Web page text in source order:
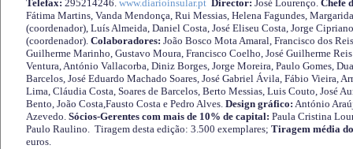
Telefax: 295214246. www.diarioinsular.pt Director: José Lourenço. Chefe
Fátima Martins, Vanda Mendonça, Rui Messias, Helena Fagundes,
(coordenador), Luís Almeida, Daniel Costa, José Eliseu Costa, Jorge
(coordenador). Colaboradores: João Bosco Mota Amaral, Francisco dos
Guilherme Marinho, Gustavo Moura, Francisco Coelho, José Guilherme
Ventura, António Vallacorba, Diniz Borges, Jorge Moreira, Paulo Gomes,
Barcelos, José Eduardo Machado Soares, José Gabriel Ávila, Fábio Vieira,
Lima, Cláudia Costa, Soares de Barcelos, Berto Messias, Luis Couto, José
Bento, João Costa,Fausto Costa e Pedro Alves. Design gráfico: António
Azevedo. Sócios-Gerentes com mais de 10% de capital: Paula Cristina
Paulo Raulino. Tiragem desta edição: 3.500 exemplares; Tiragem média
euros.